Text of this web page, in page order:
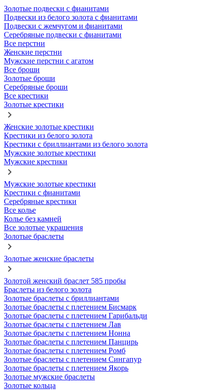
Золотые подвески с фианитами
Подвески из белого золота с фианитами
Подвески с жемчугом и фианитами
Серебряные подвески с фианитами
Все перстни
Женские перстни
Мужские перстни с агатом
Все броши
Золотые броши
Серебряные броши
Все крестики
Золотые крестики
Женские золотые крестики
Крестики из белого золота
Крестики с бриллиантами из белого золота
Мужские золотые крестики
Мужские крестики
Мужские золотые крестики
Крестики с фианитами
Серебряные крестики
Все колье
Колье без камней
Все золотые украшения
Золотые браслеты
Золотые женские браслеты
Золотой женский браслет 585 пробы
Браслеты из белого золота
Золотые браслеты с бриллиантами
Золотые браслеты с плетением Бисмарк
Золотые браслеты с плетением Гарибальди
Золотые браслеты с плетением Лав
Золотые браслеты с плетением Нонна
Золотые браслеты с плетением Панцирь
Золотые браслеты с плетением Ромб
Золотые браслеты с плетением Сингапур
Золотые браслеты с плетением Якорь
Золотые мужские браслеты
Золотые кольца